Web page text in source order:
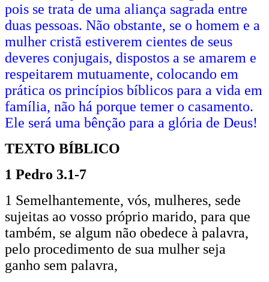
pois se trata de uma aliança sagrada entre
duas pessoas. Não obstante, se o homem e a
mulher cristã estiverem cientes de seus
deveres conjugais, dispostos a se amarem e
respeitarem mutuamente, colocando em
prática os princípios bíblicos para a vida em
família, não há porque temer o casamento.
Ele será uma bênção para a glória de Deus!
TEXTO BÍBLICO
1 Pedro 3.1-7
1 Semelhantemente, vós, mulheres, sede
sujeitas ao vosso próprio marido, para que
também, se algum não obedece à palavra,
pelo procedimento de sua mulher seja
ganho sem palavra,